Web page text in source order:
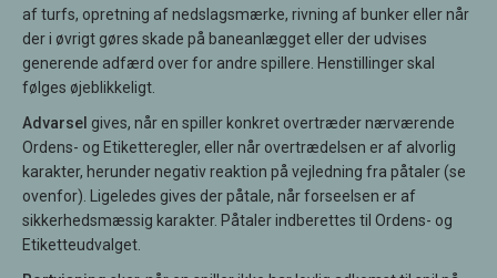
af turfs, opretning af nedslagsmærke, rivning af bunker eller når
der i øvrigt gøres skade på baneanlægget eller der udvises
generende adfærd over for andre spillere. Henstillinger skal
følges øjeblikkeligt.
Advarsel gives, når en spiller konkret overtræder nærværende
Ordens- og Etiketteregler, eller når overtrædelsen er af alvorlig
karakter, herunder negativ reaktion på vejledning fra påtaler (se
ovenfor). Ligeledes gives der påtale, når forseelsen er af
sikkerhedsmæssig karakter. Påtaler indberettes til Ordens- og
Etiketteudvalget.